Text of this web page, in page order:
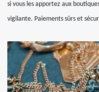
si vous les apportez aux
vigilante. Paiements sûrs et